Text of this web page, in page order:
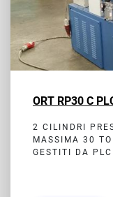
ORT RP30 C
2 CILINDRI
MASSIMA 30
GESTITI DA